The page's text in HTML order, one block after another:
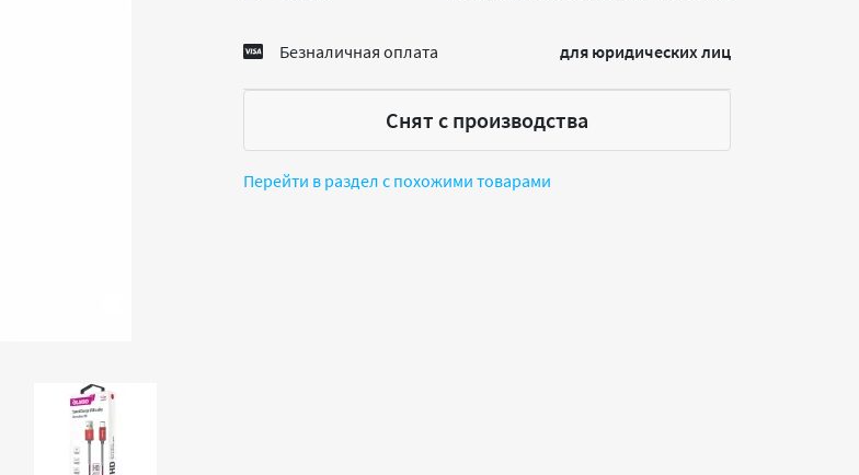
Безналичная оплата для юридических лиц
Снят с производства
Перейти в раздел с похожими товарами